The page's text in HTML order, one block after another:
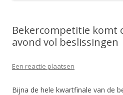
Bekercompetitie komt
avond vol beslissingen
Een reactie plaatsen
Bijna de hele kwartfinale van de